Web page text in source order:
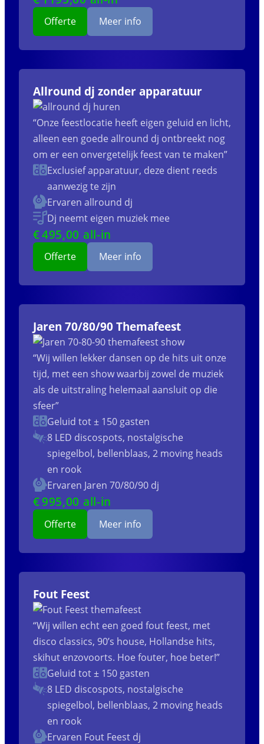
Offerte Meer info
Allround dj zonder apparatuur
“Onze feestlocatie heeft eigen geluid en licht,
alleen een goede allround dj ontbreekt nog
om er een onvergetelijk feest van te maken”
Exclusief apparatuur, deze dient reeds
aanwezig te zijn
Ervaren allround dj
Dj neemt eigen muziek mee
€495,00 all-in
Offerte Meer info
Jaren 70/80/90 Themafeest
“Wij willen lekker dansen op de hits uit onze
tijd, met een show waarbij zowel de muziek
als de uitstraling helemaal aansluit op die
sfeer”
Geluid tot ± 150 gasten
8 LED discospots, nostalgische
spiegelbol, bellenblaas, 2 moving heads
en rook
Ervaren Jaren 70/80/90 dj
€995,00 all-in
Offerte Meer info
Fout Feest
“Wij willen echt een goed fout feest, met
disco classics, 90’s house, Hollandse hits,
skihut enzovoorts. Hoe fouter, hoe beter!”
Geluid tot ± 150 gasten
8 LED discospots, nostalgische
spiegelbol, bellenblaas, 2 moving heads
en rook
Ervaren Fout Feest dj